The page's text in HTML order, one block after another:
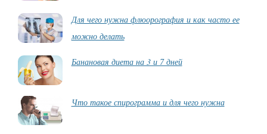
Для чего нужна флюорография и как часто ее
можно делать
Банановая диета на 3 и 7 дней
Что такое спирограмма и для чего нужна